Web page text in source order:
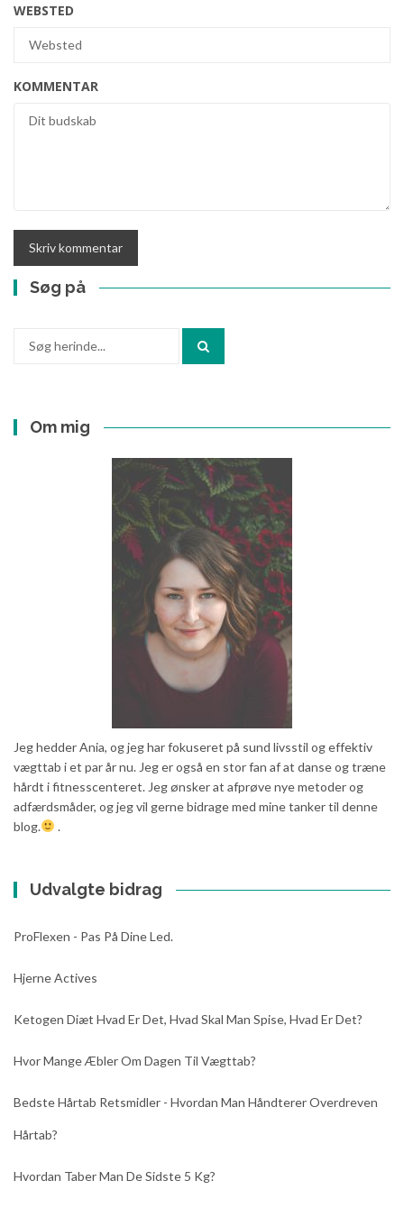
WEBSTED
KOMMENTAR
Søg på
efter:
Om mig
Jeg hedder Ania, og jeg har fokuseret på sund livsstil og effektiv
vægttab i et par år nu. Jeg er også en stor fan af at danse og træne
hårdt i fitnesscenteret. Jeg ønsker at afprøve nye metoder og
adfærdsmåder, og jeg vil gerne bidrage med mine tanker til denne
blog.
.
Udvalgte bidrag
ProFlexen - Pas På Dine Led.
Hjerne Actives
Ketogen Diæt Hvad Er Det, Hvad Skal Man Spise, Hvad Er Det?
Hvor Mange Æbler Om Dagen Til Vægttab?
Bedste Hårtab Retsmidler - Hvordan Man Håndterer Overdreven
Hårtab?
Hvordan Taber Man De Sidste 5 Kg?